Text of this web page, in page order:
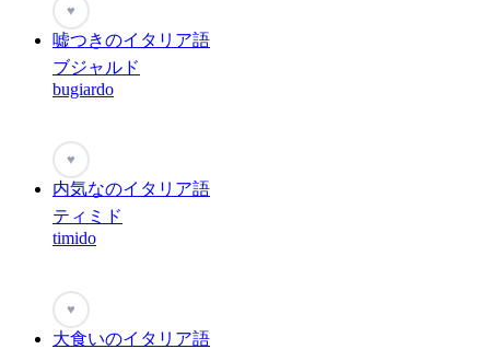
♥
嘘つきのイタリア語
ブジャルド
bugiardo
♥
内気なのイタリア語
ティミド
timido
♥
大食いのイタリア語